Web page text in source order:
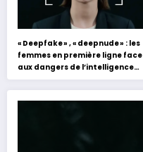
« Deepfake » , « deepnude » : les
femmes en première ligne face
aux dangers de l’intelligence
artificielle